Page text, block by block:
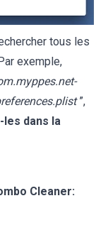
tous les
exemple,
”,
les dans la
Cleaner: